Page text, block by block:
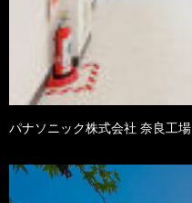
パナソニック株式会社 奈良工場